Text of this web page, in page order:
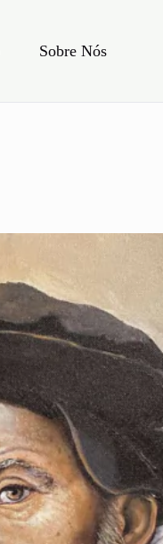
Sobre Nós